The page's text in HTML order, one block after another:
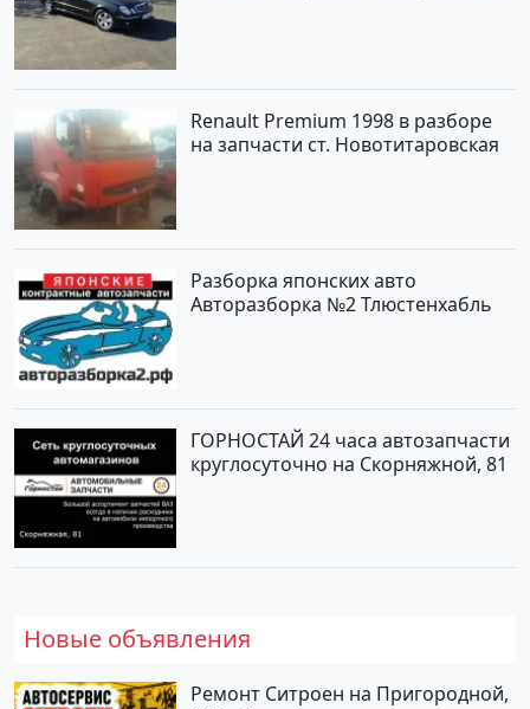
Renault Premium 1998 в разборе
на запчасти ст. Новотитаровская
Разборка японских авто
Авторазборка №2 Тлюстенхабль
ГОРНОСТАЙ 24 часа автозапчасти
круглосуточно на Скорняжной, 81
Новые объявления
Ремонт Ситроен на Пригородной,